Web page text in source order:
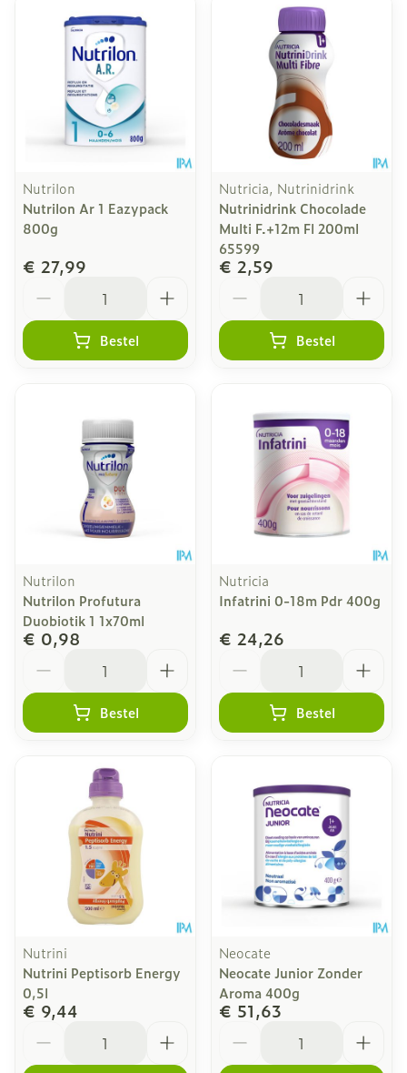
Nutrilon
Nutrilon Ar 1 Eazypack
800g
€ 27,99
Bestel
Nutricia, Nutrinidrink
Nutrinidrink Chocolade
Multi F.+12m Fl 200ml
65599
€ 2,59
Bestel
Nutrilon
Nutrilon Profutura
Duobiotik 1 1x70ml
€ 0,98
Bestel
Nutricia
Infatrini 0-18m Pdr 400g
€ 24,26
Bestel
Nutrini
Nutrini Peptisorb Energy
0,5l
€ 9,44
Neocate
Neocate Junior Zonder
Aroma 400g
€ 51,63